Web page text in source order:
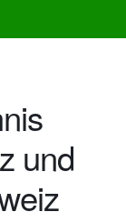
und